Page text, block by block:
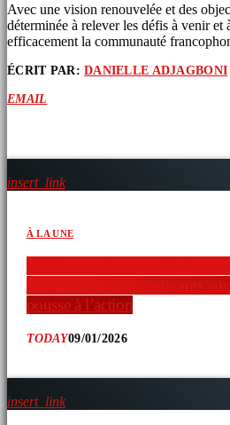
Avec une vision renouvelée et des
déterminée à relever les défis à venir et
efficacement la communauté
ÉCRIT PAR:DANIELLE ADJAGBONI
EMAIL
insert_link
À LA UNE
chez les nouveaux arrivants
pousse à l’action
TODAY09/01/2026
insert_link